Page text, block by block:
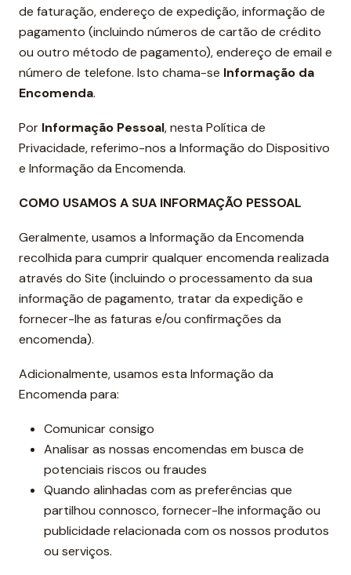
de faturação, endereço de expedição, informação de
pagamento (incluindo números de cartão de crédito
ou outro método de pagamento), endereço de email e
número de telefone. Isto chama-se Informação da
Encomenda.
Por Informação Pessoal, nesta Política de
Privacidade, referimo-nos a Informação do Dispositivo
e Informação da Encomenda.
COMO USAMOS A SUA INFORMAÇÃO PESSOAL
Geralmente, usamos a Informação da Encomenda
recolhida para cumprir qualquer encomenda realizada
através do Site (incluindo o processamento da sua
informação de pagamento, tratar da expedição e
fornecer-lhe as faturas e/ou confirmações da
encomenda).
Adicionalmente, usamos esta Informação da
Encomenda para:
Comunicar consigo
Analisar as nossas encomendas em busca de
potenciais riscos ou fraudes
Quando alinhadas com as preferências que
partilhou connosco, fornecer-lhe informação ou
publicidade relacionada com os nossos produtos
ou serviços.